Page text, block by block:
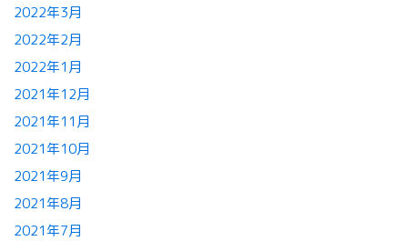
2022年3月
2022年2月
2022年1月
2021年12月
2021年11月
2021年10月
2021年9月
2021年8月
2021年7月